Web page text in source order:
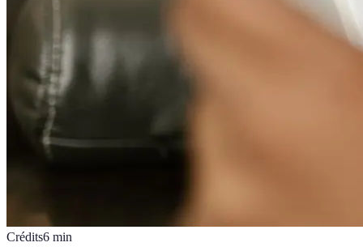
Crédits6 min